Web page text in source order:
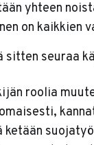
yhteen
on kaikkien
seuraa
roolia
ketään